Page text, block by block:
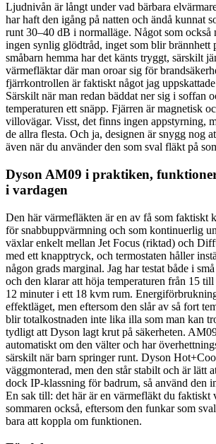
Ljudnivån är långt under vad bärbara
har haft den igång på natten och ändå kunnat
runt 30–40 dB i normalläge. Något som också
ingen synlig glödtråd, inget som blir brännhett
småbarn hemma har det känts tryggt, särskilt
värmefläktar där man oroar sig för
fjärrkontrollen är faktiskt något jag
Särskilt när man redan bäddat ner sig i soffan
temperaturen ett snäpp. Fjärren är magnetisk
villovägar. Visst, det finns ingen appstyrning,
de allra flesta. Och ja, designen är snygg nog
även när du använder den som sval fläkt på
Dyson AM09 i praktiken,
i vardagen
Den här värmefläkten är en av få som faktiskt
för snabbuppvärmning och som kontinuerlig
växlar enkelt mellan Jet Focus (riktad) och
med ett knapptryck, och termostaten håller
någon grads marginal. Jag har testat både i
och den klarar att höja temperaturen från 15
12 minuter i ett 18 kvm rum.
effektläget, men eftersom den slår av så fort
blir totalkostnaden inte lika illa som man kan
tydligt att Dyson lagt krut på säkerheten.
automatiskt om den välter och har
särskilt när barn springer runt. Dyson
väggmonterad, men den står stabilt och är lätt
dock IP-klassning för badrum, så använd den
En sak till: det här är en värmefläkt du faktiskt
sommaren också, eftersom den funkar som
bara att koppla om funktionen.